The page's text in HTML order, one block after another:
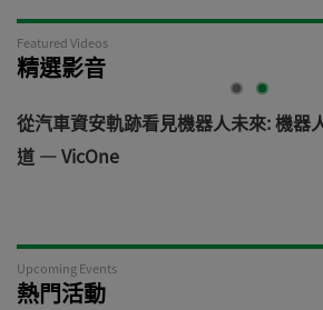
Featured Videos
精選影音
從汽車資安軌跡看見機器人未來: 機器
道 — VicOne
Upcoming Events
熱門活動